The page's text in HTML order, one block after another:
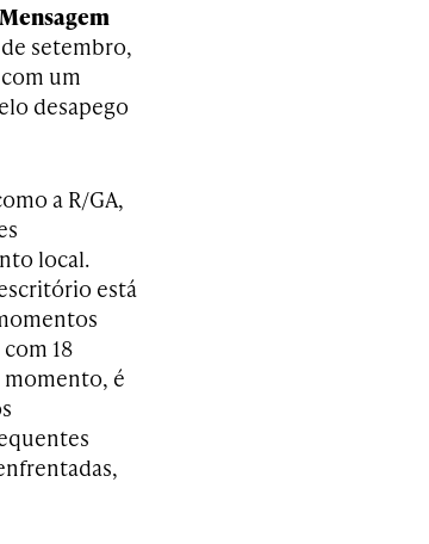
setembro,
um
desapego
a R/GA,
local.
está
18
momento, é